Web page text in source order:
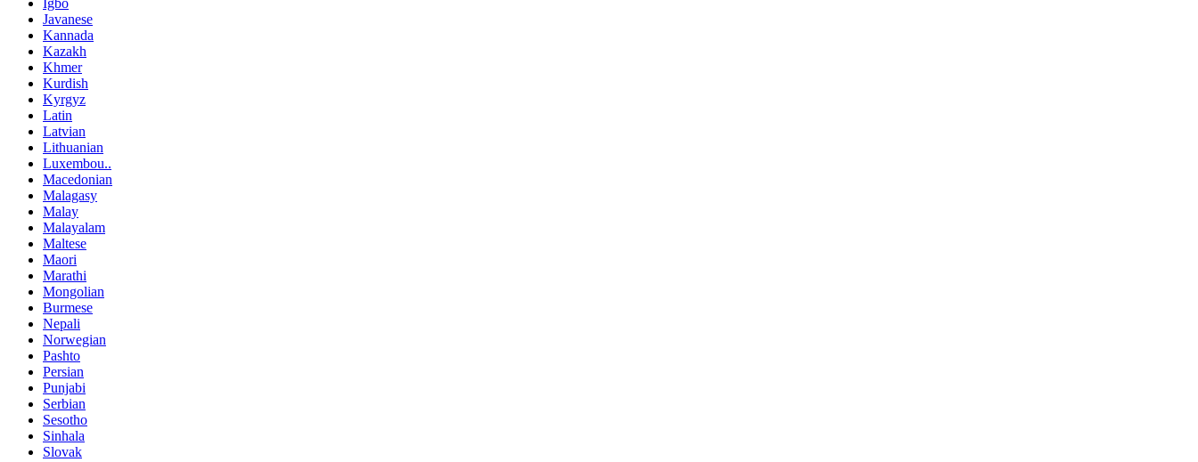
Igbo
Javanese
Kannada
Kazakh
Khmer
Kurdish
Kyrgyz
Latin
Latvian
Lithuanian
Luxembou..
Macedonian
Malagasy
Malay
Malayalam
Maltese
Maori
Marathi
Mongolian
Burmese
Nepali
Norwegian
Pashto
Persian
Punjabi
Serbian
Sesotho
Sinhala
Slovak